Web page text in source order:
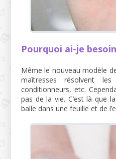
Pourquoi ai-je
Même le nouveau modèle
maîtresses résolvent
conditionneurs, etc.
pas de la vie. C’est là que
balle dans une feuille et de